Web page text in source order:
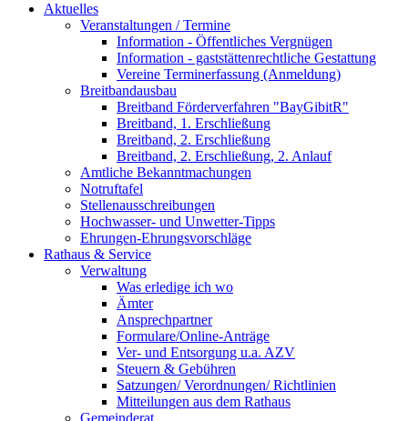
Aktuelles
Veranstaltungen / Termine
Information - Öffentliches Vergnügen
Information - gaststättenrechtliche Gestattung
Vereine Terminerfassung (Anmeldung)
Breitbandausbau
Breitband Förderverfahren "BayGibitR"
Breitband, 1. Erschließung
Breitband, 2. Erschließung
Breitband, 2. Erschließung, 2. Anlauf
Amtliche Bekanntmachungen
Notruftafel
Stellenausschreibungen
Hochwasser- und Unwetter-Tipps
Ehrungen-Ehrungsvorschläge
Rathaus & Service
Verwaltung
Was erledige ich wo
Ämter
Ansprechpartner
Formulare/Online-Anträge
Ver- und Entsorgung u.a. AZV
Steuern & Gebühren
Satzungen/ Verordnungen/ Richtlinien
Mitteilungen aus dem Rathaus
Gemeinderat